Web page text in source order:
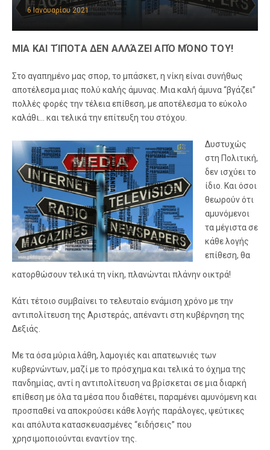
6 Ιανουαρίου 2021
ΜΙΑ ΚΑΙ ΤΊΠΟΤΑ ΔΕΝ ΑΛΛΆΖΕΙ ΑΠΌ ΜΌΝΟ ΤΟΥ!
Στο αγαπημένο μας σπορ, το μπάσκετ, η νίκη είναι συνήθως
αποτέλεσμα μιας πολύ καλής άμυνας. Μια καλή άμυνα “βγάζει”
πολλές φορές την τέλεια επίθεση, με αποτέλεσμα το εύκολο
καλάθι… και τελικά την επίτευξη του στόχου.
Δυστυχώς
στη Πολιτική,
δεν ισχύει το
ίδιο. Και όσοι
θεωρούν ότι
αμυνόμενοι
τα μέγιστα σε
κάθε λογής
επίθεση, θα
κατορθώσουν τελικά τη νίκη, πλανώνται πλάνην οικτρά!
Κάτι τέτοιο συμβαίνει το τελευταίο ενάμιση χρόνο με την
αντιπολίτευση της Αριστεράς, απέναντι στη κυβέρνηση της
Δεξιάς.
Με τα όσα μύρια λάθη, λαμογιές και απατεωνιές των
κυβερνώντων, μαζί με το πρόσχημα και τελικά το όχημα της
πανδημίας, αντί η αντιπολίτευση να βρίσκεται σε μια διαρκή
επίθεση με όλα τα μέσα που διαθέτει, παραμένει αμυνόμενη και
προσπαθεί να αποκρούσει κάθε λογής παράλογες, ψεύτικες
και απόλυτα κατασκευασμένες “ειδήσεις” που
χρησιμοποιούνται εναντίον της.